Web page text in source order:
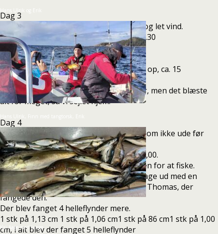
Hans Ulrik og Erik
Hans Ulrik, Finn med tangtorsk, Erik
Kaj Aage med lange
Dag 3
Godt fiskevejr fra morgen af med 22 gr og let vind.
Vi tog over til lysgrund og fiskede fra 06.30
Der blev fanget 2 stk. helleflynder.
1 stk på 103 cm og 1 stk på 106 cm.
Efter nogle timer begyndte det at blæse op, ca. 15
sekundmeter og vi sejlede hjem ad.
Vi prøvede nogle andre steder hjemover, men det blæste
alt for meget, så vi sejlet hjem.
Dag 4
Det blæste ca 16 sekundet meter, så vi kom ikke ude før
sidste på dagen
Derfor spiste vi tidlig aftensmad ca kl 16,00.
Kl 17,00 sejlede vi igen over til lysgrunden for at fiske.
Kl ca 18,00 begyndte fiskeriet og båd 1 lage ud med en
Helleflynder på 1,47 cm ca 48 kg, det var Thomas, der
fangede den.
Der blev fanget 4 helleflynder mere.
1 stk på 1,13 cm 1 stk på 1,06 cm1 stk på 86 cm1 stk på 1,00
cm, i alt blev der fanget 5 helleflynder